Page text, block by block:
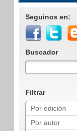
Seguinos en:
Buscador
Filtrar
Por edición
Por autor